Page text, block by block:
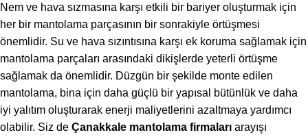
Nem ve hava sızmasına karşı etkili bir bariyer oluşturmak için
her bir mantolama parçasının bir sonrakiyle örtüşmesi
önemlidir. Su ve hava sızıntısına karşı ek koruma sağlamak için
mantolama parçaları arasındaki dikişlerde yeterli örtüşme
sağlamak da önemlidir. Düzgün bir şekilde monte edilen
mantolama, bina için daha güçlü bir yapısal bütünlük ve daha
iyi yalıtım oluşturarak enerji maliyetlerini azaltmaya yardımcı
olabilir. Siz de Çanakkale mantolama firmaları arayışı